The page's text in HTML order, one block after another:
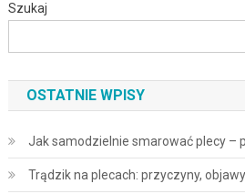
Szukaj
OSTATNIE WPISY
Jak samodzielnie smarować plecy –
Trądzik na plecach: przyczyny,